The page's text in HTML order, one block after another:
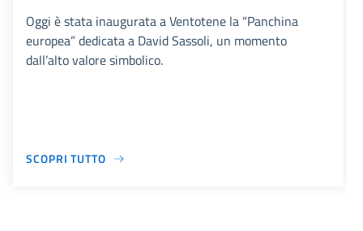
Oggi è stata inaugurata a Ventotene la “Panchina
europea” dedicata a David Sassoli, un momento
dall’alto valore simbolico.
SCOPRI TUTTO